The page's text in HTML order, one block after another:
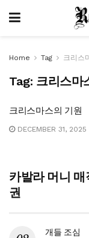
Home Tag 크리스
Tag: 크리스마
크리스마스의 기원
DECEMBER 31, 2025
카발라 머니
권
개들 조심